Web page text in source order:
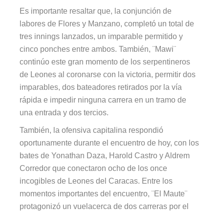
Es importante resaltar que, la conjunción de
labores de Flores y Manzano, completó un total de
tres innings lanzados, un imparable permitido y
cinco ponches entre ambos. También, ¨Mawi¨
continúo este gran momento de los serpentineros
de Leones al coronarse con la victoria, permitir dos
imparables, dos bateadores retirados por la vía
rápida e impedir ninguna carrera en un tramo de
una entrada y dos tercios.
También, la ofensiva capitalina respondió
oportunamente durante el encuentro de hoy, con los
bates de Yonathan Daza, Harold Castro y Aldrem
Corredor que conectaron ocho de los once
incogibles de Leones del Caracas. Entre los
momentos importantes del encuentro, ¨El Maute¨
protagonizó un vuelacerca de dos carreras por el